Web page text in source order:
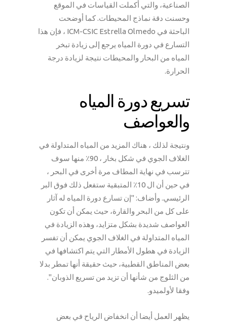
الصناعية، والتي أكملت القياسات في الموقع
وحسنت دقة نماذج المحيطات. كما أوضحت
الباحثة في ICM-CSIC Estrella Olmedo ، فإن هذا
التسارع في دورة المياه يرجع إلى زيادة تبخر
المياه من البحار والمحيطات نتيجة لزيادة درجة
الحرارة.
تسريع دورة المياه
والعواصف
ونتيجة لذلك ، هناك المزيد من المياه المتداولة في
الغلاف الجوي في شكل بخار ، 90٪ منها سوف
تترسب في نهاية المطاف مرة أخرى في البحر ،
في حين أن ال 10٪ المتبقية ستفعل ذلك فوق البر
الرئيسي. وأضاف: "إن تسارع دورة المياه له آثار
على كل من البحر والقارة، حيث يمكن أن تكون
العواصف شديدة بشكل متزايد، وهذه الزيادة في
المياه المتداولة في الغلاف الجوي يمكن أن تفسر
الزيادة في هطول الأمطار التي يتم اكتشافها في
بعض المناطق القطبية، حيث حقيقة أنها تمطر بدلا
من الثلوج من شأنها أن تزيد من تسريع الذوبان".
وفقا لأولميدو.
يظهر العمل أيضا أن انخفاض الرياح في بعض